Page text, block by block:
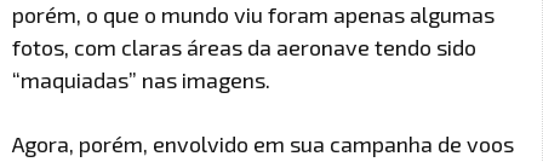
porém, o que o mundo viu foram apenas algumas
fotos, com claras áreas da aeronave tendo sido
“maquiadas” nas imagens.
Agora, porém, envolvido em sua campanha de voos